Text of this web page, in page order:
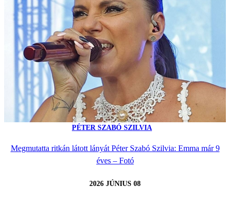
PÉTER SZABÓ SZILVIA
Megmutatta ritkán látott lányát Péter Szabó Szilvia: Emma már 9
éves – Fotó
2026 JÚNIUS 08